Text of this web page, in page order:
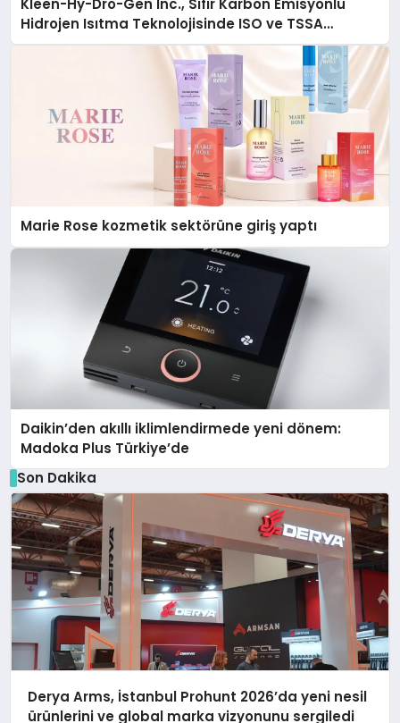
Kleen-Hy-Dro-Gen Inc., Sıfır Karbon Emisyonlu
Hidrojen Isıtma Teknolojisinde ISO ve TSSA
Düzenleyici Onaylarını Aldı
Marie Rose kozmetik sektörüne giriş yaptı
Daikin’den akıllı iklimlendirmede yeni dönem:
Madoka Plus Türkiye’de
Son Dakika
Derya Arms, İstanbul Prohunt 2026’da yeni nesil
ürünlerini ve global marka vizyonunu sergiledi